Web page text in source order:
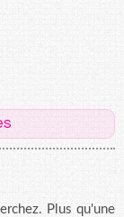
Plus qu'une